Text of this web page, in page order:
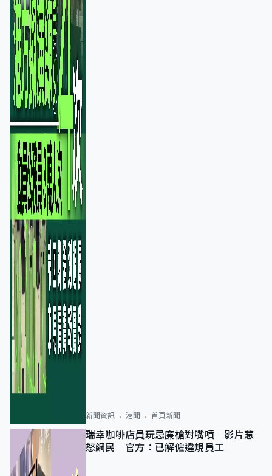
新聞資訊 港聞 首頁新聞
瑞幸咖啡店員玩忌廉槍對嘴噴 影片惹
怒網民 官方：已解僱違規員工